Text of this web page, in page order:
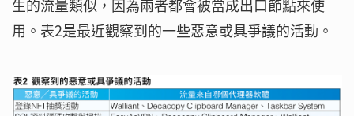
生的流量類似，因為兩者都會被當成出口節點來使
用。表2是最近觀察到的一些惡意或具爭議的活動。